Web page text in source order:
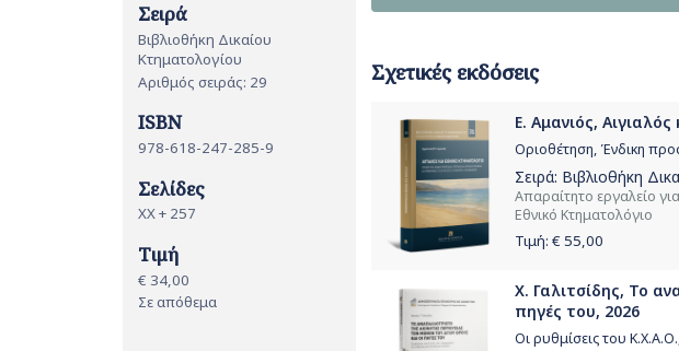
Σειρά
Βιβλιοθήκη Δικαίου
Κτηματολογίου
Αριθμός σειράς: 29
ISBN
978-618-247-285-9
Σελίδες
XX + 257
Τιμή
€ 34,00
Σε απόθεμα
Σχετικές εκδόσεις
Ε. Αμανιός,
Οριοθέτηση, Ένδικη
Σειρά: Βιβλιοθήκη
Απαραίτητο εργαλείο
Εθνικό Κτηματολόγιο
Τιμή: € 55,00
Χ. Γαλιτσίδης, Το
πηγές του, 2026
Οι ρυθμίσεις του